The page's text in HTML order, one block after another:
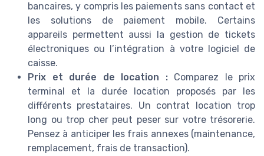
bancaires, y compris les paiements sans contact et
les solutions de paiement mobile. Certains
appareils permettent aussi la gestion de tickets
électroniques ou l’intégration à votre logiciel de
caisse.
Prix et durée de location :Comparez le prix
terminal et la durée location proposés par les
différents prestataires. Un contrat location trop
long ou trop cher peut peser sur votre trésorerie.
Pensez à anticiper les frais annexes (maintenance,
remplacement, frais de transaction).